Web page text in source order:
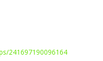
241697190096164